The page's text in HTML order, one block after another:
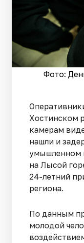
Фото:
Хостинском
камерам
нашли и
умышленном
на Лысой
24-летний
региона.
По данным
молодой